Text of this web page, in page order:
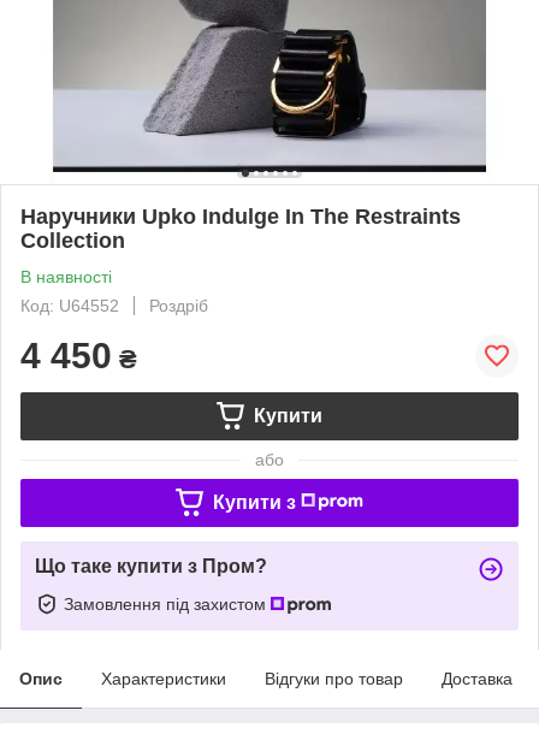
Наручники Upko Indulge In The Restraints
Collection
В наявності
Код: U64552
Роздріб
4 450 ₴
Купити
або
Купити з
Що таке купити з Пром?
Замовлення під захистом
Опис Характеристики Відгуки про товар Доставка